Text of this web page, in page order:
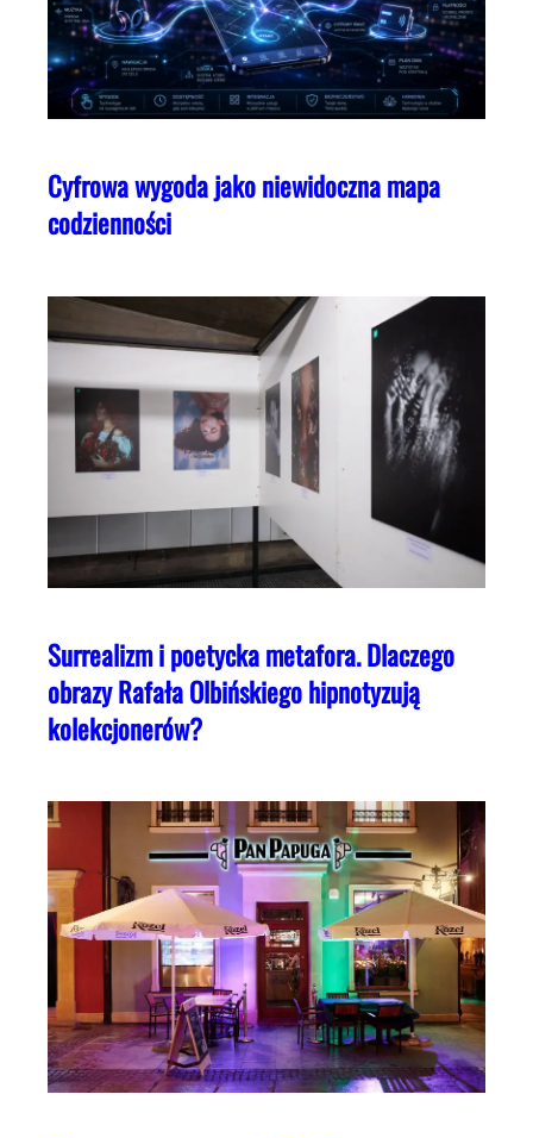
Cyfrowa wygoda jako niewidoczna mapa
codzienności
Surrealizm i poetycka metafora. Dlaczego
obrazy Rafała Olbińskiego hipnotyzują
kolekcjonerów?